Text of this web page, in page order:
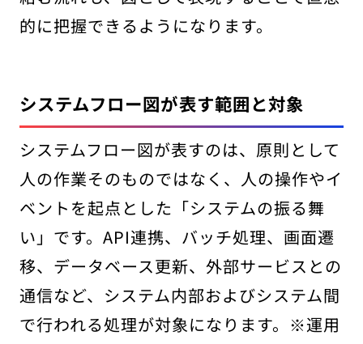
的に把握できるようになります。
システムフロー図が表す範囲と対象
システムフロー図が表すのは、原則として
人の作業そのものではなく、人の操作やイ
ベントを起点とした「システムの振る舞
い」です。API連携、バッチ処理、画面遷
移、データベース更新、外部サービスとの
通信など、システム内部およびシステム間
で行われる処理が対象になります。※運用